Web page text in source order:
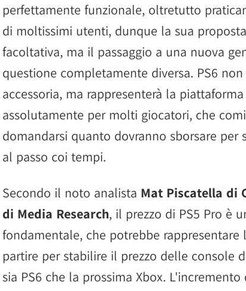
perfettamente funzionale, oltretutto
di moltissimi utenti, dunque la sua
facoltativa, ma il passaggio a una nuova
questione completamente diversa. PS6
accessoria, ma rappresenterà la
assolutamente per molti giocatori, che
domandarsi quanto dovranno sborsare per
al passo coi tempi.
Secondo il noto analista Mat Piscatella di
di Media Research, il prezzo di PS5 Pro è
fondamentale, che potrebbe rappresentare
partire per stabilire il prezzo delle console
sia PS6 che la prossima Xbox.